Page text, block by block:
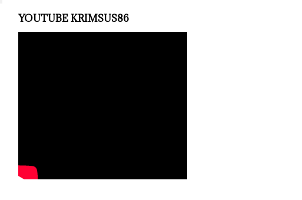
YOUTUBE KRIMSUS86